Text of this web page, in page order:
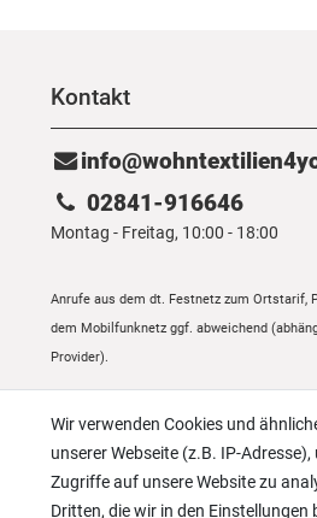
Kontakt
02841-916646
Montag - Freitag, 10:00 - 18:00
Anrufe aus dem dt. Festnetz zum Ortstarif,
dem Mobilfunknetz ggf. abweichend
Provider).
Wir verwenden Cookies und
unserer Webseite (z.B. IP-
Zugriffe auf unsere Website zu
Dritten, die wir in den Einstellungen